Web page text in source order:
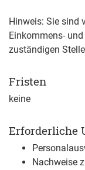
Hinweis: Sie sind
Einkommens-
zuständigen
Fristen
keine
Erforderliche
Nachweise